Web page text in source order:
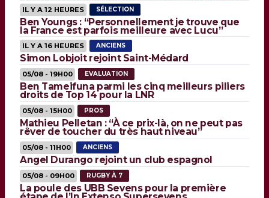
IL Y A 12 HEURES SÉLECTION
Ben Youngs : “Personnellement je trouve que
la France est parfois meilleure avec Lucu”
IL Y A 16 HEURES ANCIENS
Simon Lobjoit rejoint Saint-Médard
05/08 - 19H00 EVALUATION
Ben Tameifuna parmi les cinq meilleurs piliers
droits de Top 14 pour la LNR
05/08 - 15H00 PROS
Mathieu Pelletan : “À ce prix-là, on ne peut pas
rêver de toucher du très haut niveau”
05/08 - 11H00 ANCIENS
Angel Durango rejoint un club espagnol
05/08 - 09H00 RUGBY À 7
La poule des UBB Sevens pour la première